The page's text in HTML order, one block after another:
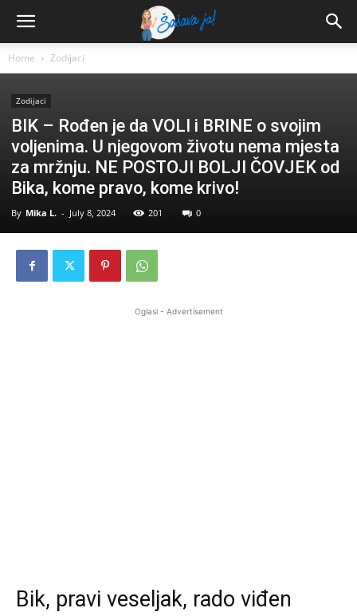
Home Zodijaci
Zodijaci
BIK – Rođen je da VOLI i BRINE o svojim
voljenima. U njegovom životu nema mjesta
za mržnju. NE POSTOJI BOLJI ČOVJEK od
Bika, kome pravo, kome krivo!
By Mika L. - July 8, 2024 201 0
Oglasi - Advertisement
Bik, pravi veseljak, rado viđen